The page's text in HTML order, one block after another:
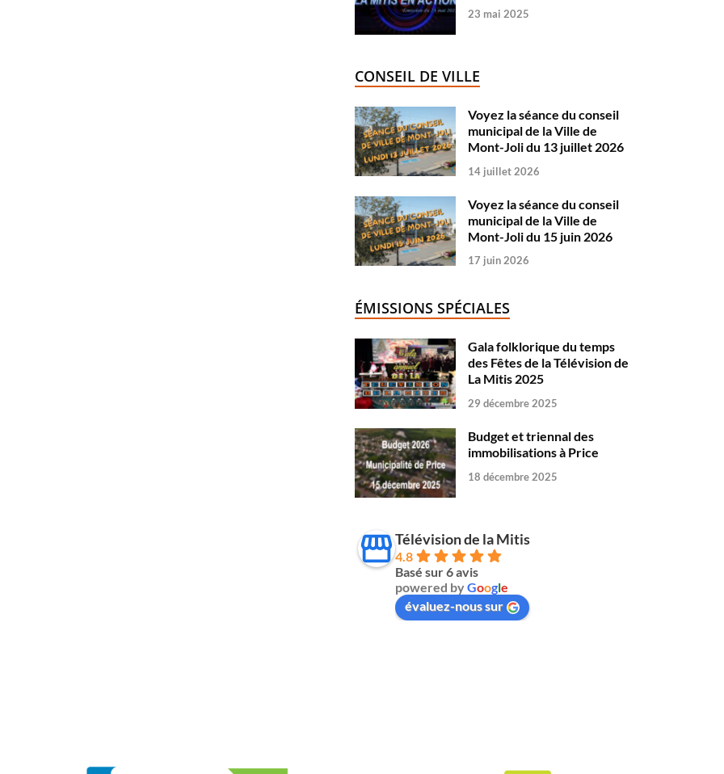
23 mai 2025
CONSEIL DE VILLE
Voyez la séance du conseil
municipal de la Ville de
Mont-Joli du 13 juillet 2026
14 juillet 2026
Voyez la séance du conseil
municipal de la Ville de
Mont-Joli du 15 juin 2026
17 juin 2026
ÉMISSIONS SPÉCIALES
Gala folklorique du temps
des Fêtes de la Télévision de
La Mitis 2025
29 décembre 2025
Budget et triennal des
immobilisations à Price
18 décembre 2025
Télévision de la Mitis
4.8
Basé sur 6 avis
powered byGoogle
évaluez-nous sur